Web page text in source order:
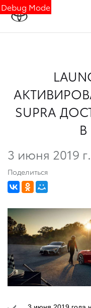
Debug Mode
SUPRA
3 июня 2019 г.
Поделиться